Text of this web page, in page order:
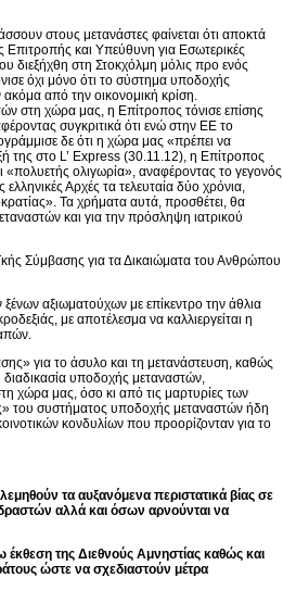
στους μετανάστες φαίνεται ότι αποκτά
και Υπεύθυνη για Εσωτερικές
διεξήχθη στη Στοκχόλμη μόλις προ ενός
όχι μόνο ότι το σύστημα υποδοχής
ακόμα από την οικονομική κρίση.
στη χώρα μας, η Επίτροπος τόνισε επίσης
συγκριτικά ότι ενώ στην ΕΕ το
δε ότι η χώρα μας «πρέπει να
της στο L’ Express (30.11.12), η Επίτροπος
ολιγωρία», αναφέροντας το γεγονός
Αρχές τα τελευταία δύο χρόνια,
Τα χρήματα αυτά, προσθέτει, θα
και για την πρόσληψη ιατρικού
Σύμβασης για τα Δικαιώματα του Ανθρώπου
αξιωματούχων με επίκεντρο την άθλια
με αποτέλεσμα να καλλιεργείται η
για το άσυλο και τη μετανάστευση, καθώς
διαδικασία υποδοχής μεταναστών,
χώρα μας, όσο κι από τις μαρτυρίες των
του συστήματος υποδοχής μεταναστών ήδη
κονδυλίων που προορίζονταν για το
τα αυξανόμενα περιστατικά βίας σε
αλλά και όσων αρνούνται να
της Διεθνούς Αμνηστίας καθώς και
ώστε να σχεδιαστούν μέτρα